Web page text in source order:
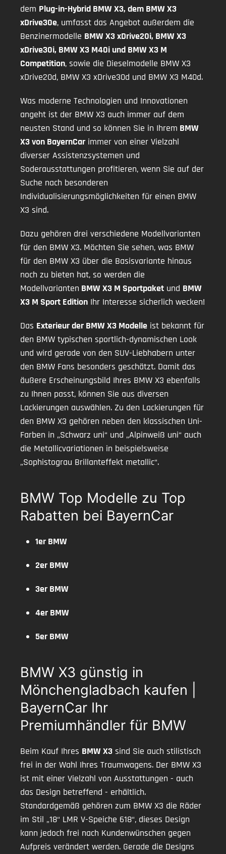
dem Plug-in-Hybrid BMW X3, dem BMW X3
xDrive30e, umfasst das Angebot außerdem die
Benzinermodelle BMW X3 xDrive20i, BMW X3
xDrive30i, BMW X3 M40i und BMW X3 M
Competition, sowie die Dieselmodelle BMW X3
xDrive20d, BMW X3 xDrive30d und BMW X3 M40d.
Was moderne Technologien und Innovationen
angeht ist der BMW X3 auch immer auf dem
neusten Stand und so können Sie in Ihrem BMW
X3 von BayernCar immer von einer Vielzahl
diverser Assistenzsystemen und
Soderausstattungen profitieren, wenn Sie auf der
Suche nach besonderen
Individualisierungsmöglichkeiten für einen BMW
X3 sind.
Dazu gehören drei verschiedene Modellvarianten
für den BMW X3. Möchten Sie sehen, was BMW
für den BMW X3 über die Basisvariante hinaus
noch zu bieten hat, so werden die
Modellvarianten BMW X3 M Sportpaket und BMW
X3 M Sport Edition Ihr Interesse sicherlich wecken!
Das Exterieur der BMW X3 Modelle ist bekannt für
den BMW typischen sportlich-dynamischen Look
und wird gerade von den SUV-Liebhabern unter
den BMW Fans besonders geschätzt. Damit das
äußere Erscheinungsbild Ihres BMW X3 ebenfalls
zu Ihnen passt, können Sie aus diversen
Lackierungen auswählen. Zu den Lackierungen für
den BMW X3 gehören neben den klassischen Uni-
Farben in „Schwarz uni“ und „Alpinweiß uni“ auch
die Metallicvariationen in beispielsweise
„Sophistograu Brillanteffekt metallic“.
BMW Top Modelle zu Top
Rabatten bei BayernCar
1er BMW
2er BMW
3er BMW
4er BMW
5er BMW
BMW X3 günstig in
Mönchengladbach kaufen |
BayernCar Ihr
Premiumhändler für BMW
Beim Kauf Ihres BMW X3 sind Sie auch stilistisch
frei in der Wahl Ihres Traumwagens. Der BMW X3
ist mit einer Vielzahl von Ausstattungen - auch
das Design betreffend - erhältlich.
Standardgemäß gehören zum BMW X3 die Räder
im Stil „18“ LMR V-Speiche 618“, dieses Design
kann jedoch frei nach Kundenwünschen gegen
Aufpreis verändert werden. Gerade die Designs